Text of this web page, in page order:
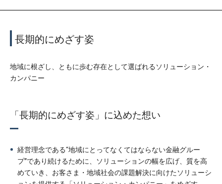
長期的にめざす姿
地域に根ざし、ともに歩む存在として選ばれるソリューション・
カンパニー
「長期的にめざす姿」に込めた想い
経営理念である“地域にとってなくてはならない金融グルー
プ”であり続けるために、ソリューションの幅を広げ、質を高
めていき、お客さま・地域社会の課題解決に向けたソリューシ